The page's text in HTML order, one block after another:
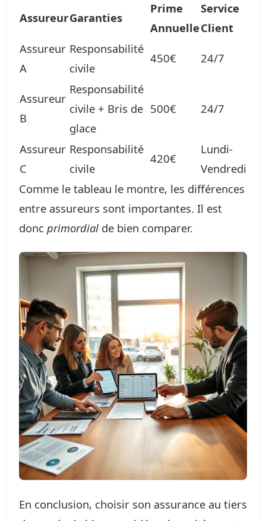
AssureurGaranties
Prime
Annuelle
Service
Client
Assureur
A
Responsabilité
civile
450€ 24/7
Assureur
B
Responsabilité
civile + Bris de
glace
500€ 24/7
Assureur
C
Responsabilité
civile
420€
Lundi-
Vendredi
Comme le tableau le montre, les différences
entre assureurs sont importantes. Il est
donc primordial de bien comparer.
En conclusion, choisir son assurance au tiers